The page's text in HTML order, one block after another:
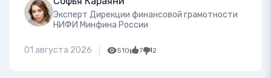
Эксперт Дирекции финансовой грамотности
НИФИ Минфина России
01 августа 2026 510 7 2